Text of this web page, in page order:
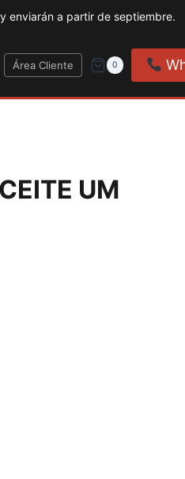
enviarán a partir de septiembre.
Área Cliente 0
UM